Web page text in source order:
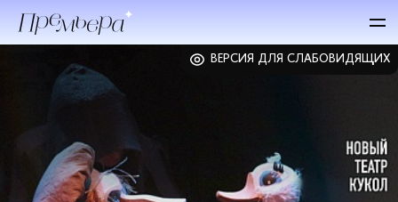
ВЕРСИЯ ДЛЯ СЛАБОВИДЯЩИХ